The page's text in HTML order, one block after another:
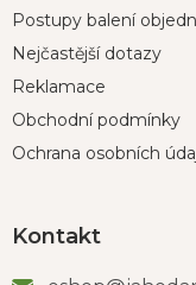
Postupy balení
Nejčastější dotazy
Reklamace
Obchodní podmínky
Ochrana osobních
Kontakt